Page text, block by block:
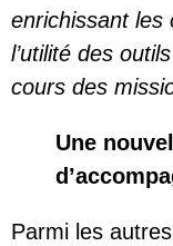
enrichissant les
l’utilité des
cours des
Une
Parmi les